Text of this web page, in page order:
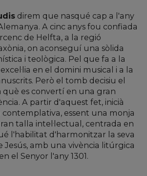
direm que nasqué cap a l'any
A cinc anys fou confiada
de Helfta, a la regió
on aconseguí una sòlida
i teològica. Pel que fa a la
en el domini musical i a la
Però el tomb decisiu el
què es convertí en una gran
A partir d'aquest fet, inicià
contemplativa, essent una monja
talla intel·lectual, centrada en
l'habilitat d'harmonitzar la seva
Jesús, amb una vivència litúrgica
el Senyor l'any 1301.